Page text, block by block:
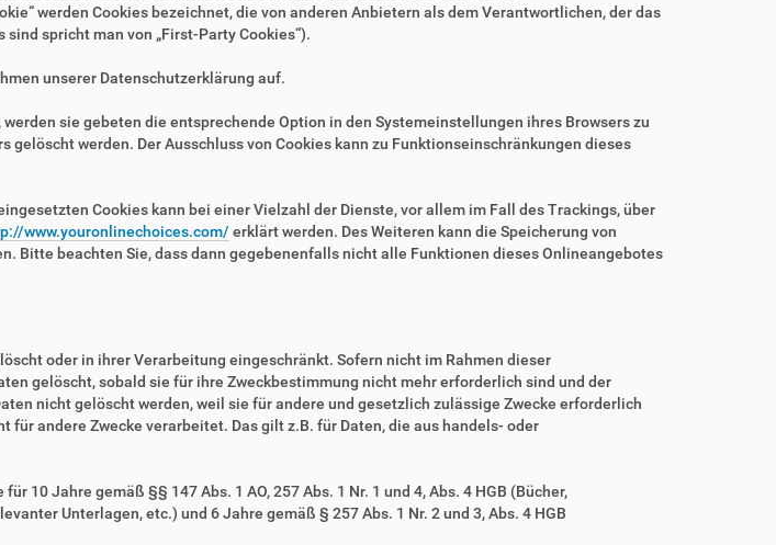
werden Cookies bezeichnet, die von anderen Anbietern als dem Verantwortlichen, der das
spricht man von „First-Party Cookies“).
unserer Datenschutzerklärung auf.
sie gebeten die entsprechende Option in den Systemeinstellungen ihres Browsers zu
werden. Der Ausschluss von Cookies kann zu Funktionseinschränkungen dieses
Cookies kann bei einer Vielzahl der Dienste, vor allem im Fall des Trackings, über
www.youronlinechoices.com/ erklärt werden. Des Weiteren kann die Speicherung von
Bitte beachten Sie, dass dann gegebenenfalls nicht alle Funktionen dieses Onlineangebotes
oder in ihrer Verarbeitung eingeschränkt. Sofern nicht im Rahmen dieser
gelöscht, sobald sie für ihre Zweckbestimmung nicht mehr erforderlich sind und der
nicht gelöscht werden, weil sie für andere und gesetzlich zulässige Zwecke erforderlich
andere Zwecke verarbeitet. Das gilt z.B. für Daten, die aus handels- oder
10 Jahre gemäß §§ 147 Abs. 1 AO, 257 Abs. 1 Nr. 1 und 4, Abs. 4 HGB (Bücher,
Unterlagen, etc.) und 6 Jahre gemäß § 257 Abs. 1 Nr. 2 und 3, Abs. 4 HGB